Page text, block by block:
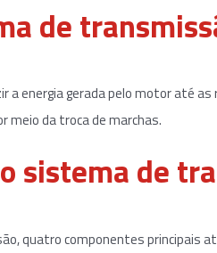
de
energia gerada pelo motor até
meio da troca de marchas.
sistema de
quatro componentes principais